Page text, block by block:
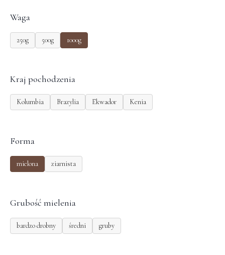
Waga
250g 500g 1000g
Kraj pochodzenia
Kolumbia Brazylia Ekwador Kenia
Forma
mielona ziarnista
Grubość mielenia
bardzo drobny średni gruby